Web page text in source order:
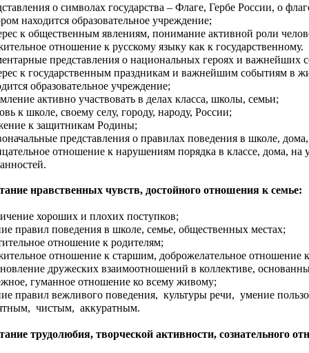
о символах государства – Флаге, Гербе России, о
находится образовательное учреждение;
к общественным явлениям, понимание активной роли
отношение к русскому языку как к государственному.
представления о национальных героях и важнейших
к государственным праздникам и важнейшим событиям в
образовательное учреждение;
активно участвовать в делах класса, школы, семьи;
к школе, своему селу, городу, народу, России;
к защитникам Родины;
представления о правилах поведения в школе,
отношение к нарушениям порядка в классе, дома,
нравственных чувств, достойного отношения к семье:
хороших и плохих поступков;
правил поведения в школе, семье, общественных местах;
отношение к родителям;
отношение к старшим, доброжелательное отношение
дружеских взаимоотношений в коллективе,
гуманное отношение ко всему живому;
правил вежливого поведения, культуры речи, умение
чистым, аккуратным.
трудолюбия, творческой активности, сознательного